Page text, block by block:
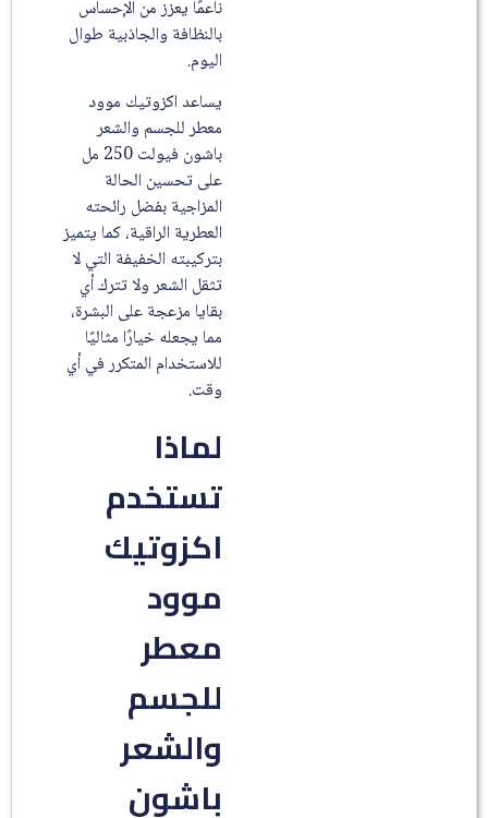
ناعمًا يعزز من الإحساس
بالنظافة والجاذبية طوال
اليوم.
يساعد اكزوتيك موود
معطر للجسم والشعر
باشون فيولت 250 مل
على تحسين الحالة
المزاجية بفضل رائحته
العطرية الراقية، كما يتميز
بتركيبته الخفيفة التي لا
تثقل الشعر ولا تترك أي
بقايا مزعجة على البشرة،
مما يجعله خيارًا مثاليًا
للاستخدام المتكرر في أي
لماذا
تستخدم
اكزوتيك
موود
معطر
للجسم
والشعر
باشون